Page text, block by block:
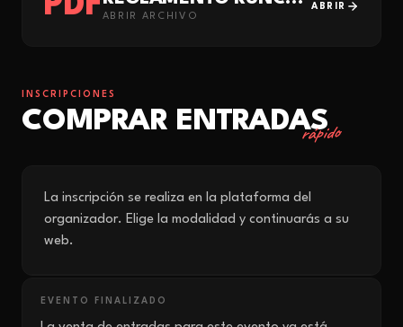
ABRIR ARCHIVO
ABRIR
INSCRIPCIONES
COMPRAR ENTRADAS
rápido
La inscripción se realiza en la plataforma del
organizador. Elige la modalidad y continuarás a su
web.
EVENTO FINALIZADO